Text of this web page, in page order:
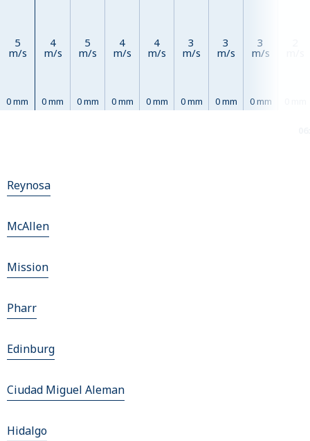
5
m/s
0 mm
4
m/s
0 mm
5
m/s
0 mm
4
m/s
0 mm
4
m/s
0 mm
3
m/s
0 mm
3
m/s
0 mm
3
m/s
0 mm
Reynosa
McAllen
Mission
Pharr
Edinburg
Ciudad Miguel Aleman
Hidalgo